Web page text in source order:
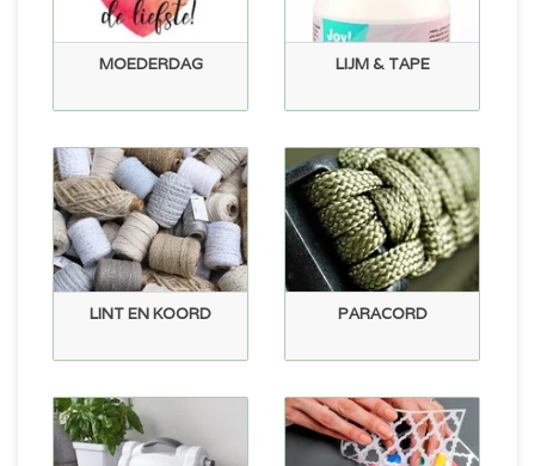
MOEDERDAG LIJM & TAPE
LINT EN KOORD PARACORD